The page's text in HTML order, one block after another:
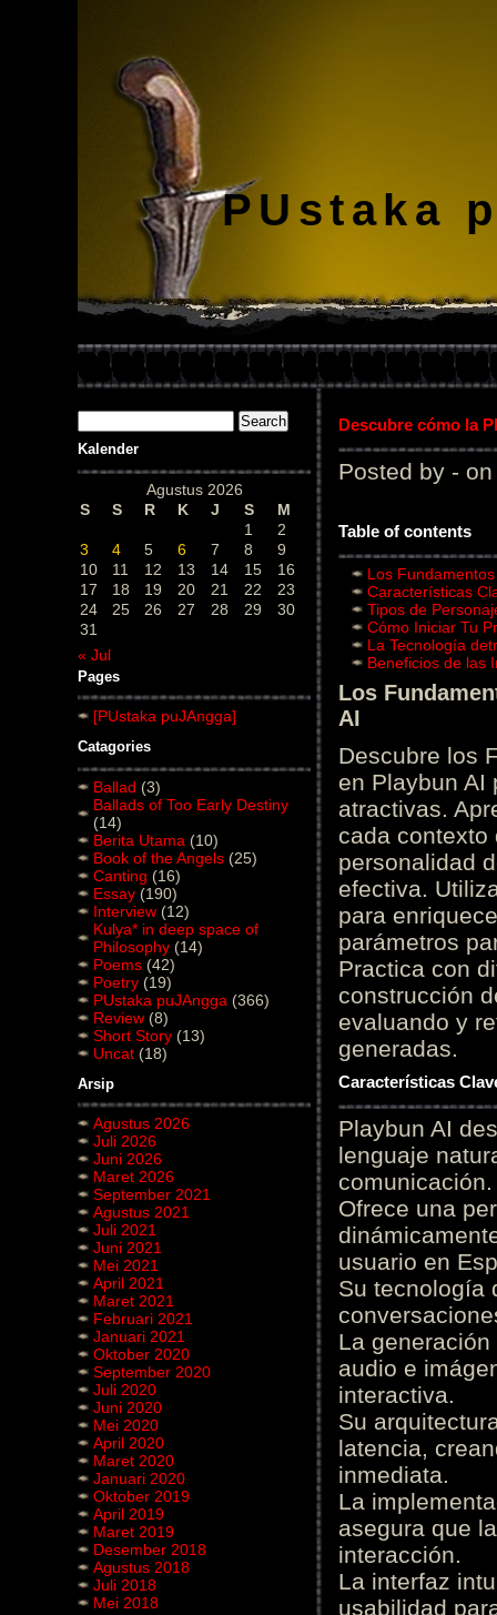
PUstaka
Kalender
Agustus 2026
S
S R K J S
M
1
2
3
4 5 6 7 8
9
10
11 12 13 14 15
16
17
18 19 20 21 22
23
24
25 26 27 28 29
30
31
« Jul
Pages
[PUstaka puJAngga]
Catagories
Ballad (3)
Ballads of Too Early Destiny
(14)
Berita Utama (10)
Book of the Angels (25)
Canting (16)
Essay (190)
Interview (12)
Kulya* in deep space of
Philosophy (14)
Poems (42)
Poetry (19)
PUstaka puJAngga (366)
Review (8)
Short Story (13)
Uncat (18)
Arsip
Agustus 2026
Juli 2026
Juni 2026
Maret 2026
September 2021
Agustus 2021
Juli 2021
Juni 2021
Mei 2021
April 2021
Maret 2021
Februari 2021
Januari 2021
Oktober 2020
September 2020
Juli 2020
Juni 2020
Mei 2020
April 2020
Maret 2020
Januari 2020
Oktober 2019
April 2019
Maret 2019
Desember 2018
Agustus 2018
Juli 2018
Mei 2018
Descubre cómo la
Posted by - on
Table of contents
Los
Características
Tipos de
Cómo Iniciar Tu
La Tecnología
Beneficios de las
Los
AI
Descubre los
en Playbun AI
atractivas.
cada contexto
personalidad
efectiva.
para
parámetros
Practica con
construcción
evaluando y
generadas.
Características
Playbun AI
lenguaje
comunicación.
Ofrece una
usuario en
Su tecnología
La
audio e
interactiva.
Su
latencia,
inmediata.
La
asegura que
interacción.
La interfaz
usabilidad